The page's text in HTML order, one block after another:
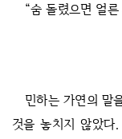
“숨 돌렸으면 얼
민하는 가연의 말
것을 놓치지 않았